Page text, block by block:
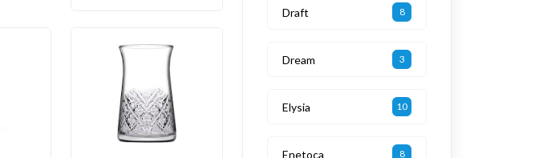
Draft 8
Dream 3
Elysia 10
Enetoca 8